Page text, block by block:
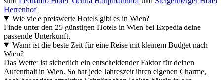
Herrenhof.
Wie viele preiswerte Hotels gibt es in Wien?
Finde unter den 25 günstigen Hotels in Wien bei Expedia deine
passende Unterkunft.
Wann ist die beste Zeit für eine Reise mit kleinem Budget nach
Wien?
Das Wetter ist sicherlich ein entscheidender Faktor für deinen
Aufenthalt in Wien. So hat jede Jahreszeit ihren eigenen Charme,